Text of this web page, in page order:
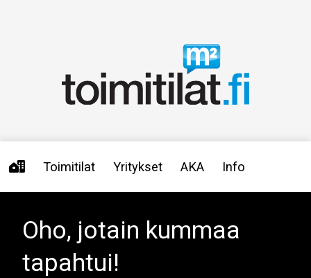
Toimitilat Yritykset AKA Info
Oho, jotain kummaa
tapahtui!